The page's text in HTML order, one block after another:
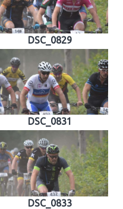
DSC_0829
DSC_0831
DSC_0833